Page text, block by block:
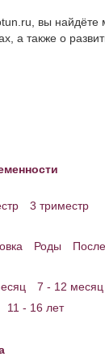
вы найдёте
а также о
3 триместр
Роды
7 - 12 месяц
11 - 16 лет